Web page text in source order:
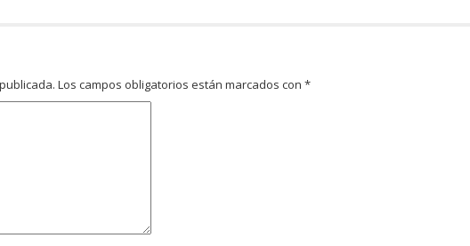
Los campos obligatorios están marcados con*